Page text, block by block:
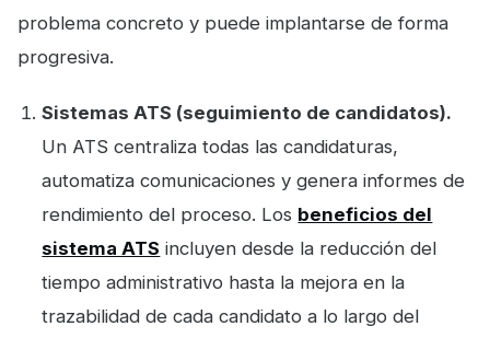
problema concreto y puede implantarse de forma
progresiva.
Sistemas ATS (seguimiento de candidatos).
Un ATS centraliza todas las candidaturas,
automatiza comunicaciones y genera informes de
rendimiento del proceso. Los beneficios del
sistema ATS incluyen desde la reducción del
tiempo administrativo hasta la mejora en la
trazabilidad de cada candidato a lo largo del